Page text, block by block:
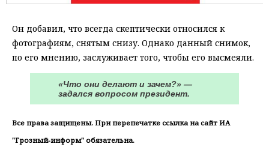
Он добавил, что всегда скептически относился к
фотографиям, снятым снизу. Однако данный снимок,
по его мнению, заслуживает того, чтобы его высмеяли.
«Что они делают и зачем?» —
задался вопросом президент.
Все права защищены. При перепечатке ссылка на сайт ИА
"Грозный-информ" обязательна.